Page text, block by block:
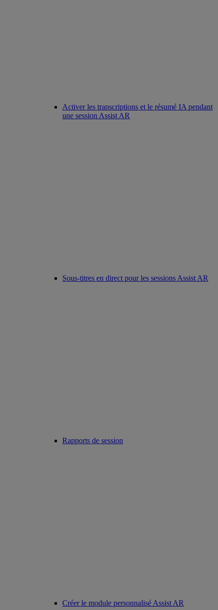
Activer les transcriptions et le résumé IA pendant
une session Assist AR
Sous-titres en direct pour les sessions Assist AR
Rapports de session
Créer le module personnalisé Assist AR